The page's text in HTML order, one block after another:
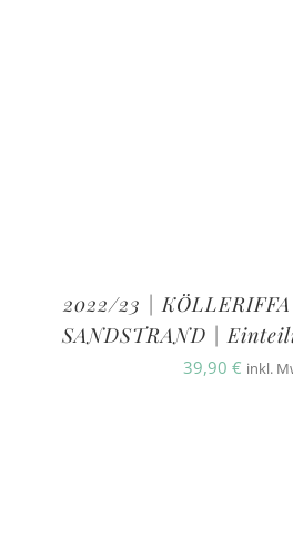
2022/23 |
SANDSTRAND |
39,90 € inkl.